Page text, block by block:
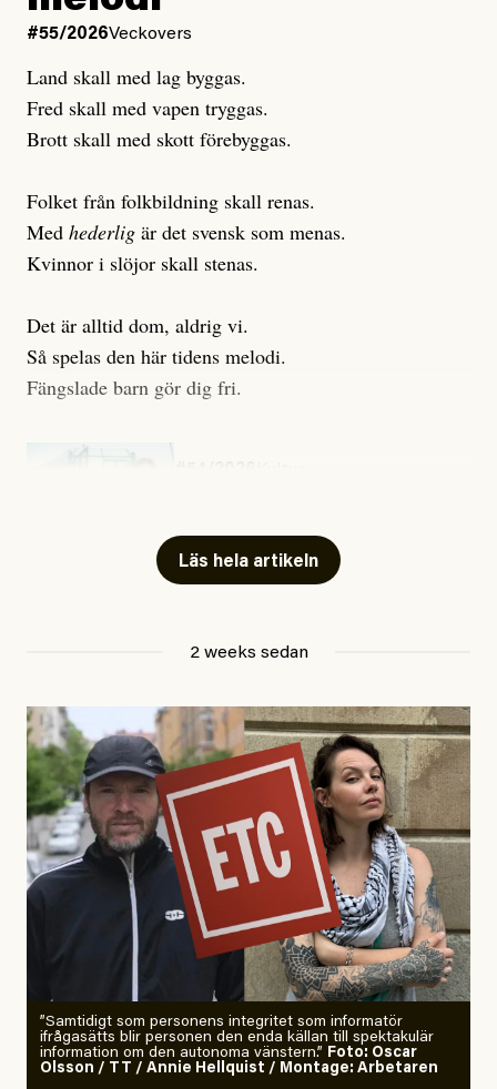
#55/2026Veckovers
Land skall med lag byggas.
Fred skall med vapen tryggas.
Brott skall med skott förebyggas.
Folket från folkbildning skall renas.
Med hederlig är det svensk som menas.
Kvinnor i slöjor skall stenas.
Det är alltid dom, aldrig vi.
Så spelas den här tidens melodi.
Fängslade barn gör dig fri.
Läs hela artikeln
2 weeks sedan
”Samtidigt som personens integritet som informatör
ifrågasätts blir personen den enda källan till spektakulär
information om den autonoma vänstern.” Foto: Oscar
Olsson / TT / Annie Hellquist / Montage: Arbetaren